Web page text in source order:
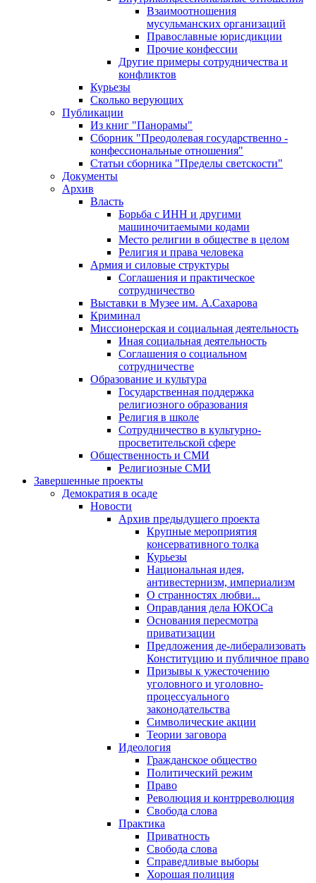
Взаимоотношения
мусульманских организаций
Православные юрисдикции
Прочие конфессии
Другие примеры сотрудничества и
конфликтов
Курьезы
Сколько верующих
Публикации
Из книг "Панорамы"
Сборник "Преодолевая государственно -
конфессиональные отношения"
Статьи сборника "Пределы светскости"
Документы
Архив
Власть
Борьба с ИНН и другими
машиночитаемыми кодами
Место религии в обществе в целом
Религия и права человека
Армия и силовые структуры
Соглашения и практическое
сотрудничество
Выставки в Музее им. А.Сахарова
Криминал
Миссионерская и социальная деятельность
Иная социальная деятельность
Соглашения о социальном
сотрудничестве
Образование и культура
Государственная поддержка
религиозного образования
Религия в школе
Сотрудничество в культурно-
просветительской сфере
Общественность и СМИ
Религиозные СМИ
Завершенные проекты
Демократия в осаде
Новости
Архив предыдущего проекта
Крупные мероприятия
консервативного толка
Курьезы
Национальная идея,
антивестернизм, империализм
О странностях любви...
Оправдания дела ЮКОСа
Основания пересмотра
приватизации
Предложения де-либерализовать
Конституцию и публичное право
Призывы к ужесточению
уголовного и уголовно-
процессуального
законодательства
Символические акции
Теории заговора
Идеология
Гражданское общество
Политический режим
Право
Революция и контрреволюция
Свобода слова
Практика
Приватность
Свобода слова
Справедливые выборы
Хорошая полиция